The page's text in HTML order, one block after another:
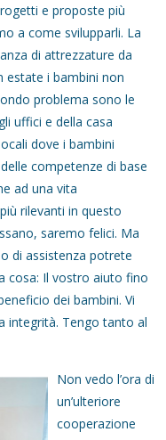
e proposte più
a come svilupparli. La
di attrezzature da
estate i bambini non
problema sono le
uffici e della casa
dove i bambini
competenze di base
ad una vita
rilevanti in questo
saremo felici. Ma
di assistenza potrete
cosa: Il vostro aiuto fino
dei bambini. Vi
integrità. Tengo tanto al
Non vedo l’ora di
un’ulteriore
cooperazione